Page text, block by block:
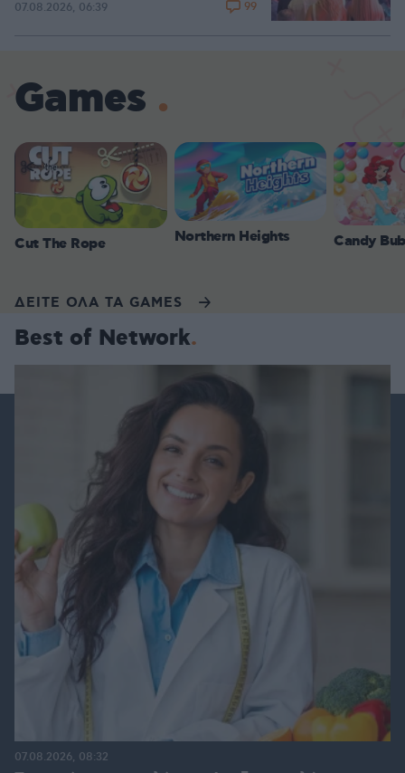
07.08.2026, 06:39 99
Games
Cut The Rope Northern Heights Candy
ΔΕΙΤΕ ΟΛΑ ΤΑ GAMES
Best of Network
07.08.2026, 08:32